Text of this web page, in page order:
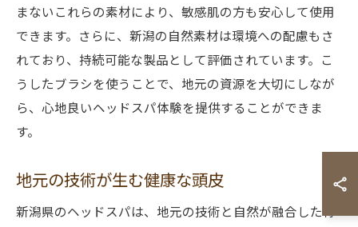
まないこれらの素材により、敏感肌の方も安心して使用
できます。さらに、新潟の自然素材は環境への配慮もさ
れており、持続可能な製品として評価されています。こ
うしたブラシを使うことで、地元の資源を大切にしなが
ら、心地良いヘッドスパ体験を提供することができま
す。
地元の技術が生む健康な頭皮
新潟県のヘッドスパは、地元の技術と自然が融合した特